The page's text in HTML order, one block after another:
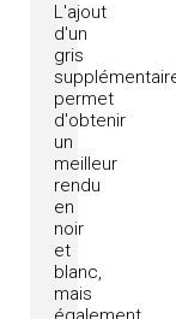
L'ajout
d'un
gris
permet
d'obtenir
un
meilleur
rendu
en
noir
et
blanc,
mais